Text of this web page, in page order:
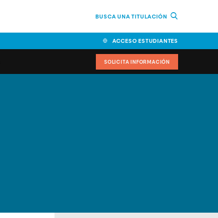
BUSCA UNA TITULACIÓN
ACCESO ESTUDIANTES
SOLICITA INFORMACIÓN